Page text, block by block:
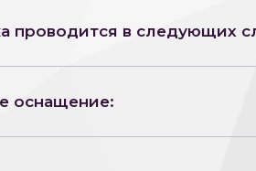
проводится в следующих
оснащение: